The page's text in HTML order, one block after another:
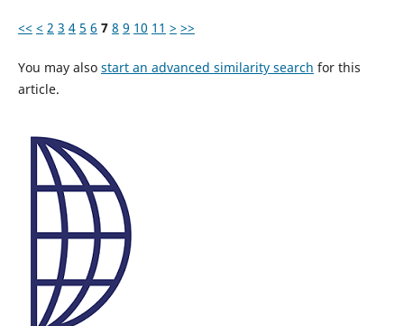
<< < 2 3 4 5 6 7 8 9 10 11 > >>
You may also start an advanced similarity search for this
article.